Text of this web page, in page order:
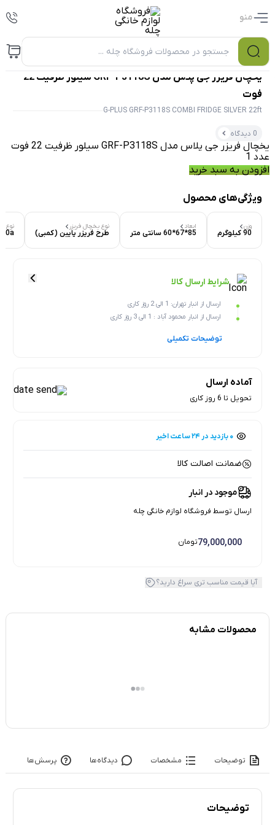
منو
0
یخچال فریزر جی پلاس مدل GRF-P3118S سیلور ظرفیت 22
فوت
G-PLUS GRF-P3118S COMBI FRIDGE SILVER 22ft
0 دیدگاه
یخچال فریزر جی پلاس مدل GRF-P3118S سیلور ظرفیت 22 فوت
عدد
افزودن به سبد خرید
ویژگی‌های محصول
وزن
90 کیلوگرم
ابعاد
85*67*60 سانتی متر
نوع یخچال فریزر
طرح فریزر پایین (کمبی)
نوع
شرایط ارسال کالا
ارسال از انبار تهران: 1 الی 2 روز کاری
ارسال از انبار محمود آباد : 1 الی 3 روز کاری
توضیحات تکمیلی
آماده ارسال
تحویل تا 6 روز کاری
۰ بازدید در ۲۴ ساعت اخیر
۰ خریدار در ۱ ماه اخیر
ضمانت اصالت کالا
موجود در انبار
ارسال توسط فروشگاه لوازم خانگی چله
79,000,000تومان
آیا قیمت مناسب تری سراغ دارید؟
محصولات مشابه
توضیحات مشخصات دیدگاه‌ها پرسش‌ها
توضیحات